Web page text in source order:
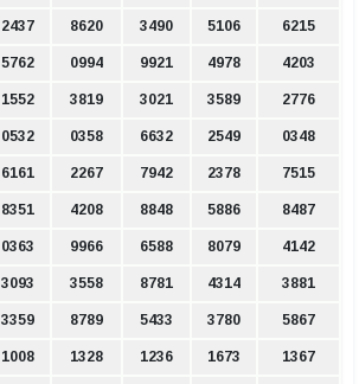
2437 8620 3490 5106 6215
5762 0994 9921 4978 4203
1552 3819 3021 3589 2776
0532 0358 6632 2549 0348
6161 2267 7942 2378 7515
8351 4208 8848 5886 8487
0363 9966 6588 8079 4142
3093 3558 8781 4314 3881
3359 8789 5433 3780 5867
1008 1328 1236 1673 1367